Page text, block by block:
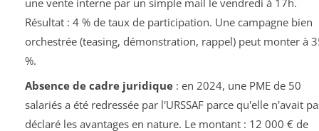
une vente interne par un simple mail le vendredi à 17h.
Résultat : 4 % de taux de participation. Une campagne bien
orchestrée (teasing, démonstration, rappel) peut monter à
%.
Absence de cadre juridique: en 2024, une PME de 50
salariés a été redressée par l'URSSAF parce qu'elle n'avait
déclaré les avantages en nature. Le montant : 12 000 € de